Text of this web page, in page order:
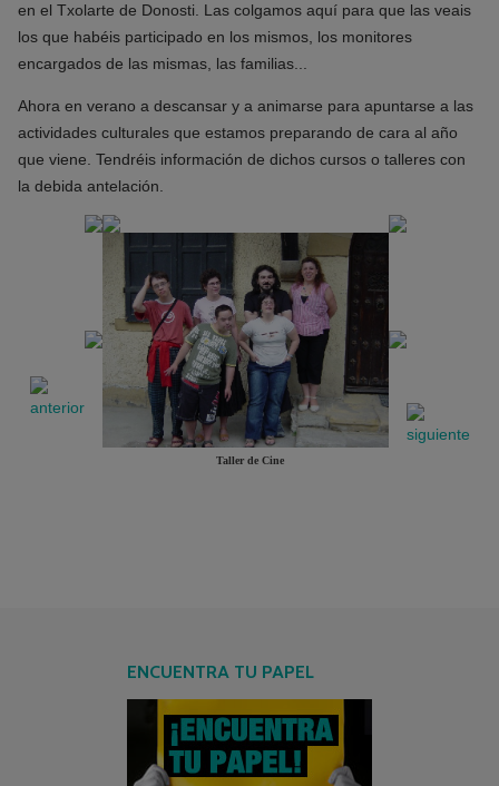
en el Txolarte de Donosti. Las colgamos aquí para que las veais
los que habéis participado en los mismos, los monitores
encargados de las mismas, las familias...
Ahora en verano a descansar y a animarse para apuntarse a las
actividades culturales que estamos preparando de cara al año
que viene. Tendréis información de dichos cursos o talleres con
la debida antelación.
Taller de Cine
ENCUENTRA TU PAPEL